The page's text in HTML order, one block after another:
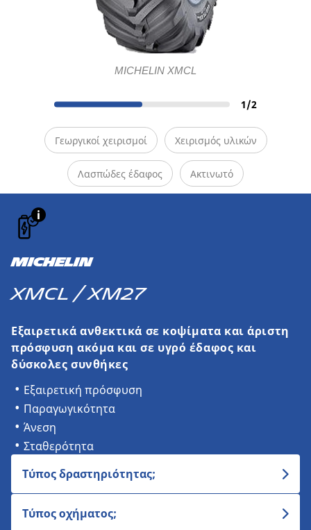
MICHELIN XMCL
1/2
Γεωργικοί χειρισμοί Χειρισμός υλικών
Λασπώδες έδαφος Ακτινωτό
MICHELIN
XMCL / XM27
Εξαιρετικά ανθεκτικά σε κοψίματα και άριστη
πρόσφυση ακόμα και σε υγρό έδαφος και
δύσκολες συνθήκες
Εξαιρετική πρόσφυση
Παραγωγικότητα
Άνεση
Σταθερότητα
Τύπος δραστηριότητας;
Τύπος οχήματος;